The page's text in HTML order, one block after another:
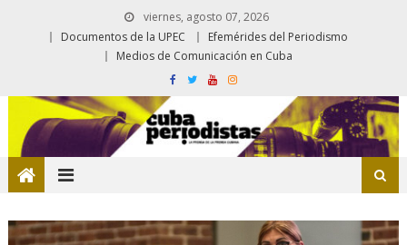
viernes, agosto 07, 2026
Documentos de la UPEC
Efemérides del Periodismo
Medios de Comunicación en Cuba